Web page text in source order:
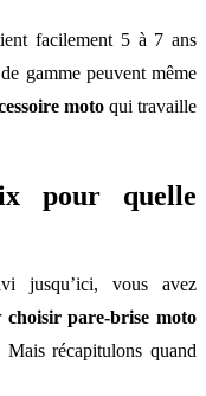
facilement 5 à 7 ans
gamme peuvent même
motoqui travaille
pour quelle
jusqu’ici, vous avez
choisir pare-brise moto
Mais récapitulons quand